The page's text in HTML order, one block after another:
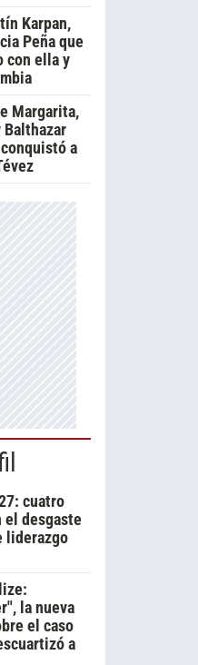
Karpan,
Peña que
con ella y
Margarita,
Balthazar
a
cuatro
desgaste
liderazgo
la nueva
el caso
a